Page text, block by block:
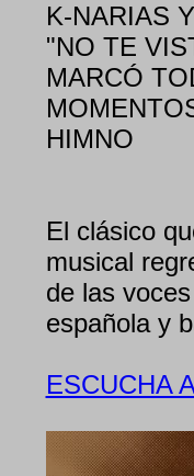
K-NARIAS
"NO TE
MARCÓ
HIMNO
El clásico
musical
de las
española y
ESCUCHA